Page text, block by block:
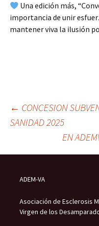
Una edición más,
importancia de unir
mantener viva la ilusión
entradas
← CONCESION
SANIDAD 2025
EN
ADEM-VA
Asociación de Esclerosis
Virgen de los